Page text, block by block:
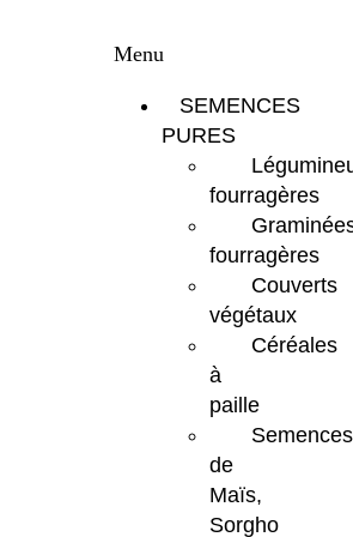
Menu
SEMENCES
PURES
fourragères
fourragères
Couverts
végétaux
Céréales
à
paille
Semences
de
Maïs,
Sorgho